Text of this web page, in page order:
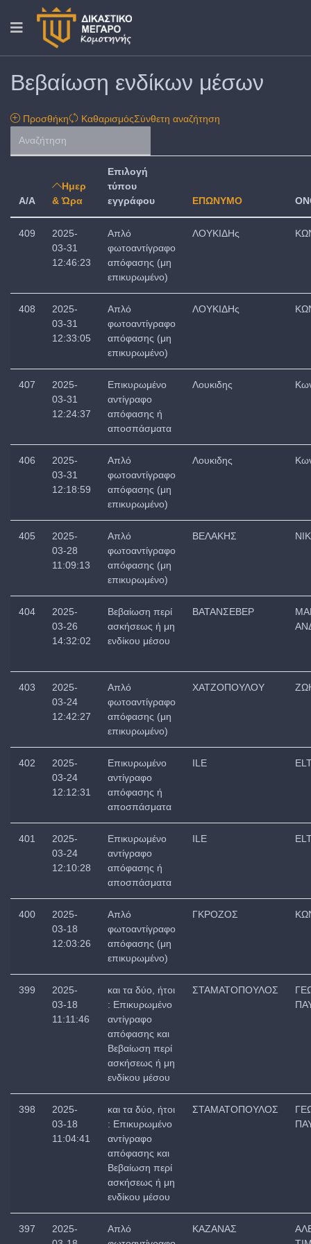
Βεβαίωση ενδίκων μέσων
Προσθήκη ΚαθαρισμόςΣύνθετη αναζήτηση
A/A
Ημερ
& Ώρα
Επιλογή
τύπου
εγγράφου
ΕΠΩΝΥΜΟ
409
2025-
03-31
12:46:23
Απλό
φωτοαντίγραφο
απόφασης (μη
επικυρωμένο)
ΛΟΥΚΙΔΗς
408
2025-
03-31
12:33:05
Απλό
φωτοαντίγραφο
απόφασης (μη
επικυρωμένο)
ΛΟΥΚΙΔΗς
407
2025-
03-31
12:24:37
Επικυρωμένο
αντίγραφο
απόφασης ή
αποσπάσματα
Λουκιδης
406
2025-
03-31
12:18:59
Απλό
φωτοαντίγραφο
απόφασης (μη
επικυρωμένο)
Λουκιδης
405
2025-
03-28
11:09:13
Απλό
φωτοαντίγραφο
απόφασης (μη
επικυρωμένο)
ΒΕΛΑΚΗΣ
404
2025-
03-26
14:32:02
Βεβαίωση περί
ασκήσεως ή μη
ενδίκου μέσου
ΒΑΤΑΝΣΕΒΕΡ
403
2025-
03-24
12:42:27
Απλό
φωτοαντίγραφο
απόφασης (μη
επικυρωμένο)
ΧΑΤΖΟΠΟΥΛΟΥ
402
2025-
03-24
12:12:31
Επικυρωμένο
αντίγραφο
απόφασης ή
αποσπάσματα
ILE
401
2025-
03-24
12:10:28
Επικυρωμένο
αντίγραφο
απόφασης ή
αποσπάσματα
ILE
400
2025-
03-18
12:03:26
Απλό
φωτοαντίγραφο
απόφασης (μη
επικυρωμένο)
ΓΚΡΟΖΟΣ
399
2025-
03-18
11:11:46
και τα δύο, ήτοι
: Επικυρωμένο
αντίγραφο
απόφασης και
Βεβαίωση περί
ασκήσεως ή μη
ενδίκου μέσου
ΣΤΑΜΑΤΟΠΟΥΛΟΣ
398
2025-
03-18
11:04:41
και τα δύο, ήτοι
: Επικυρωμένο
αντίγραφο
απόφασης και
Βεβαίωση περί
ασκήσεως ή μη
ενδίκου μέσου
ΣΤΑΜΑΤΟΠΟΥΛΟΣ
397
2025-
Απλό
ΚΑΖΑΝΑΣ